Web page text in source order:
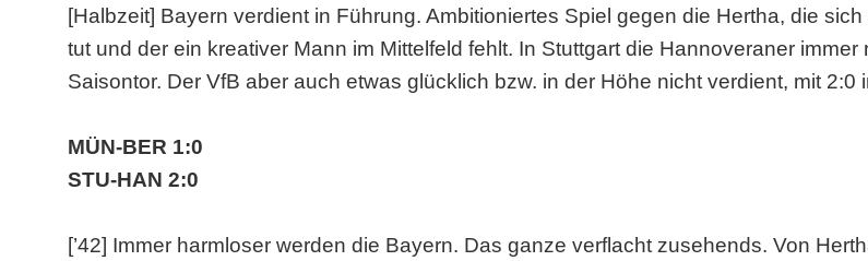
[Halbzeit] Bayern verdient in Führung. Ambitioniertes Spiel gegen die Hertha, die
tut und der ein kreativer Mann im Mittelfeld fehlt. In Stuttgart die Hannoveraner immer
Saisontor. Der VfB aber auch etwas glücklich bzw. in der Höhe nicht verdient, mit 2:0
MÜN-BER 1:0
STU-HAN 2:0
[’42] Immer harmloser werden die Bayern. Das ganze verflacht zusehends. Von